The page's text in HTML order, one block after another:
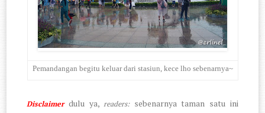
Pemandangan begitu keluar dari stasiun, kece lho sebenarnya~
Disclaimer dulu ya,readers: sebenarnya taman satu ini